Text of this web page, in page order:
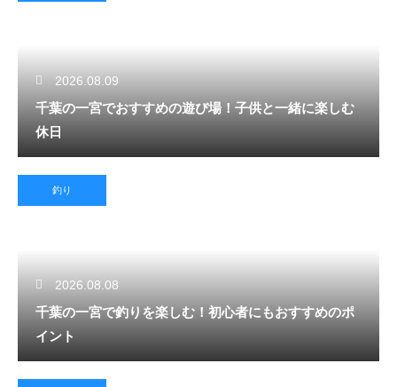
2026.08.09
千葉の一宮でおすすめの遊び場！子供と一緒に楽しむ
休日
釣り
2026.08.08
千葉の一宮で釣りを楽しむ！初心者にもおすすめのポ
イント